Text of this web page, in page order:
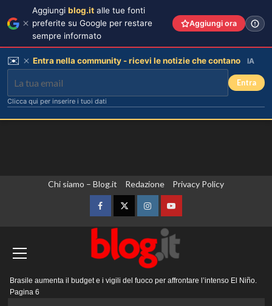
Chi siamo – Blog.it Redazione Privacy Policy
FacebookTwitterInstagramYouTube
principale
Brasile aumenta il budget e i vigili del fuoco per affrontare l’intenso El Niño.
Pagina 6
Aggiungi blog.it alle tue fonti
preferite su Google per restare
sempre informato
Aggiungi ora
✉️ Entra nella community - ricevi le notizie che contano IA
Entra
Clicca qui per inserire i tuoi dati